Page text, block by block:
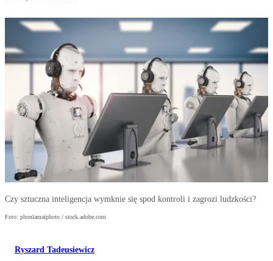
Czy sztuczna inteligencja wymknie się spod kontroli i zagrozi ludzkości?
Foto: phonlamaiphoto / stock.adobe.com
Ryszard Tadeusiewicz